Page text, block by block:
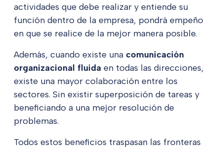
actividades que debe realizar y entiende su
función dentro de la empresa, pondrá empeño
en que se realice de la mejor manera posible.
Además, cuando existe una comunicación
organizacional fluida en todas las direcciones,
existe una mayor colaboración entre los
sectores. Sin existir superposición de tareas y
beneficiando a una mejor resolución de
problemas.
Todos estos beneficios traspasan las fronteras